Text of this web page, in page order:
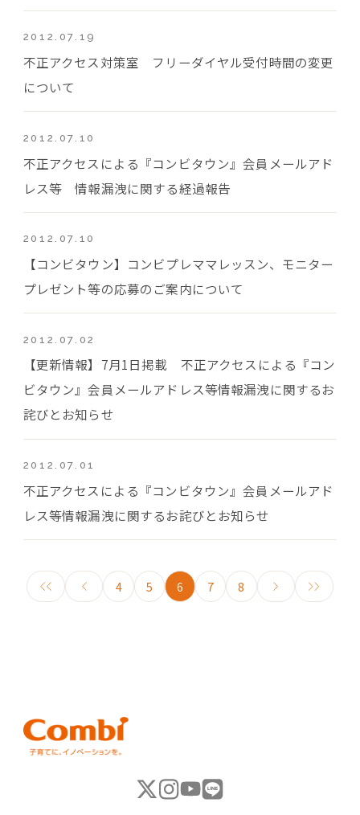
2012.07.19
不正アクセス対策室 フリーダイヤル受付時間の変更
について
2012.07.10
不正アクセスによる『コンビタウン』会員メールアド
レス等 情報漏洩に関する経過報告
2012.07.10
【コンビタウン】コンビプレママレッスン、モニター
プレゼント等の応募のご案内について
2012.07.02
【更新情報】7月1日掲載 不正アクセスによる『コン
ビタウン』会員メールアドレス等情報漏洩に関するお
詫びとお知らせ
2012.07.01
不正アクセスによる『コンビタウン』会員メールアド
レス等情報漏洩に関するお詫びとお知らせ
4 5 6 7 8